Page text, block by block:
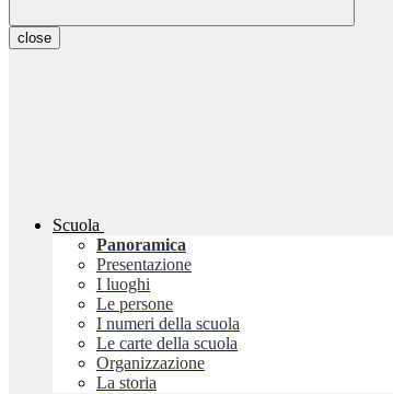
close
Scuola
Panoramica
Presentazione
I luoghi
Le persone
I numeri della scuola
Le carte della scuola
Organizzazione
La storia